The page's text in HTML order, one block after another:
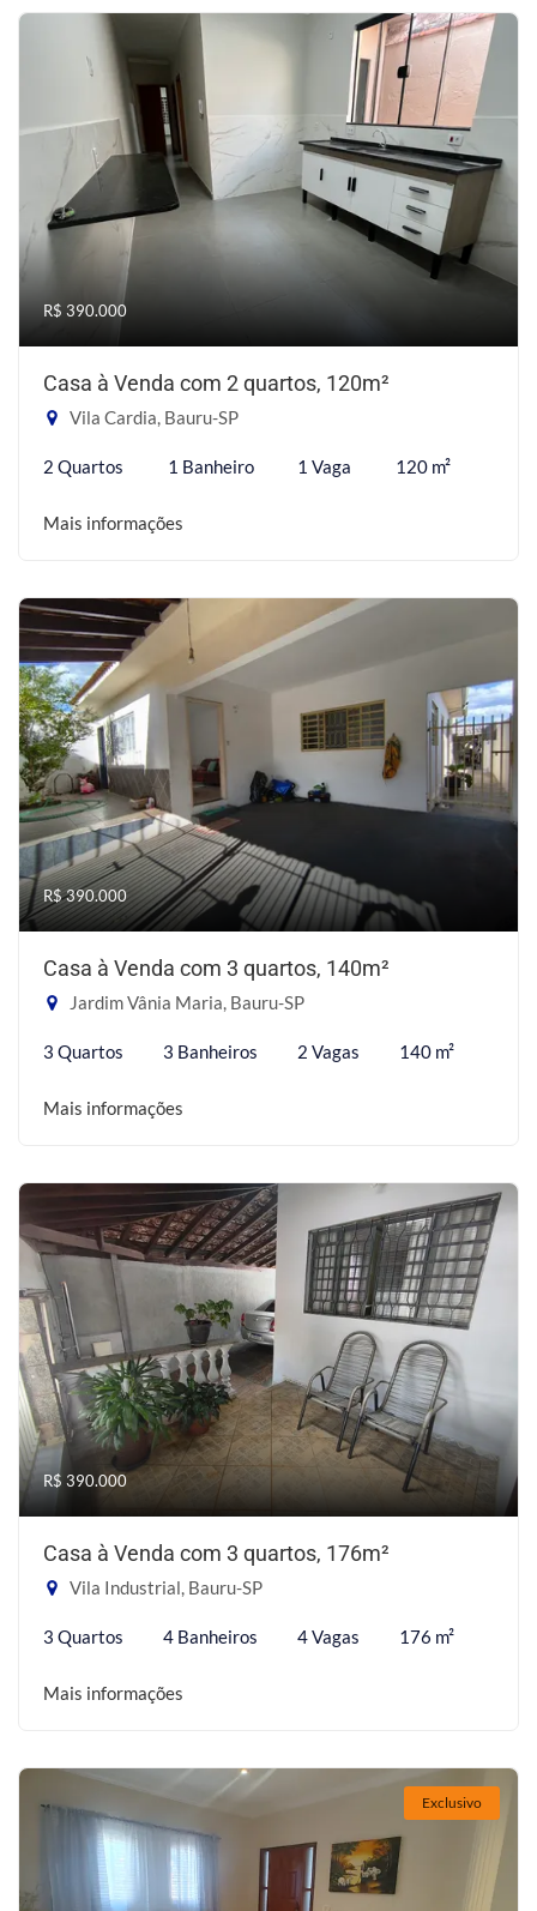
R$ 390.000
Casa à Venda com 2 quartos, 120m²
Vila Cardia, Bauru-SP
2 Quartos 1 Banheiro 1 Vaga 120 m²
Mais informações
R$ 390.000
Casa à Venda com 3 quartos, 140m²
Jardim Vânia Maria, Bauru-SP
3 Quartos 3 Banheiros 2 Vagas 140 m²
Mais informações
R$ 390.000
Casa à Venda com 3 quartos, 176m²
Vila Industrial, Bauru-SP
3 Quartos 4 Banheiros 4 Vagas 176 m²
Mais informações
Exclusivo